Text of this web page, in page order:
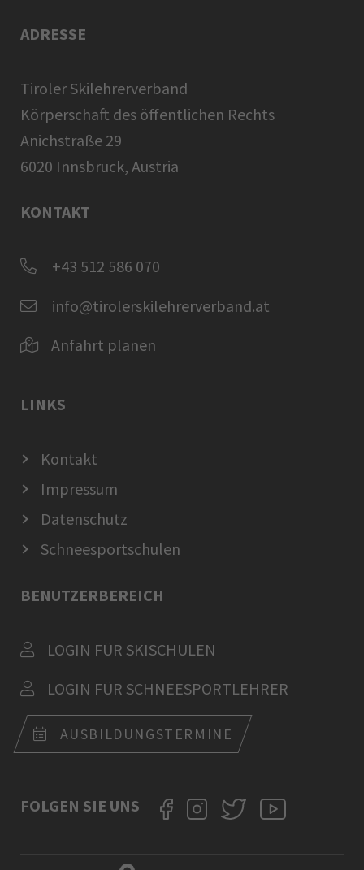
ADRESSE
Tiroler Skilehrerverband
Körperschaft des öffentlichen Rechts
Anichstraße 29
6020 Innsbruck, Austria
KONTAKT
+43 512 586 070
info@tirolerskilehrerverband.at
Anfahrt planen
LINKS
Kontakt
Impressum
Datenschutz
Schneesportschulen
BENUTZERBEREICH
LOGIN FÜR SKISCHULEN
LOGIN FÜR SCHNEESPORTLEHRER
AUSBILDUNGSTERMINE
FOLGEN SIE UNS